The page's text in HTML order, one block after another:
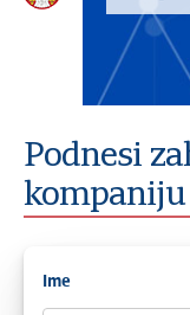
Podnesi
kompaniju
Ime